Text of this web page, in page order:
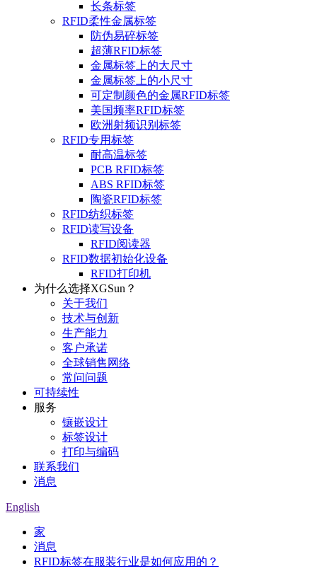
长条标签
RFID柔性金属标签
防伪易碎标签
超薄RFID标签
金属标签上的大尺寸
金属标签上的小尺寸
可定制颜色的金属RFID标签
美国频率RFID标签
欧洲射频识别标签
RFID专用标签
耐高温标签
PCB RFID标签
ABS RFID标签
陶瓷RFID标签
RFID纺织标签
RFID读写设备
RFID阅读器
RFID数据初始化设备
RFID打印机
为什么选择XGSun？
关于我们
技术与创新
生产能力
客户承诺
全球销售网络
常问问题
可持续性
服务
镶嵌设计
标签设计
打印与编码
联系我们
消息
English
家
消息
RFID标签在服装行业是如何应用的？